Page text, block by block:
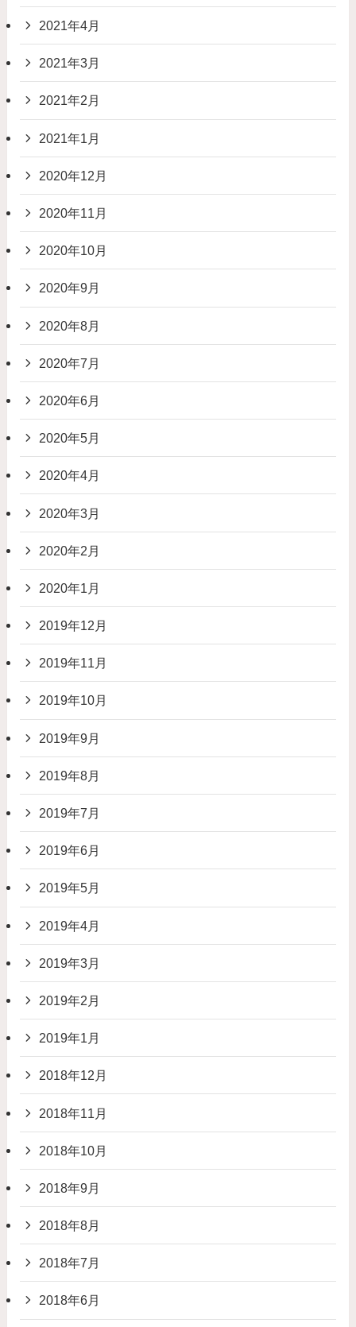
2021年4月
2021年3月
2021年2月
2021年1月
2020年12月
2020年11月
2020年10月
2020年9月
2020年8月
2020年7月
2020年6月
2020年5月
2020年4月
2020年3月
2020年2月
2020年1月
2019年12月
2019年11月
2019年10月
2019年9月
2019年8月
2019年7月
2019年6月
2019年5月
2019年4月
2019年3月
2019年2月
2019年1月
2018年12月
2018年11月
2018年10月
2018年9月
2018年8月
2018年7月
2018年6月